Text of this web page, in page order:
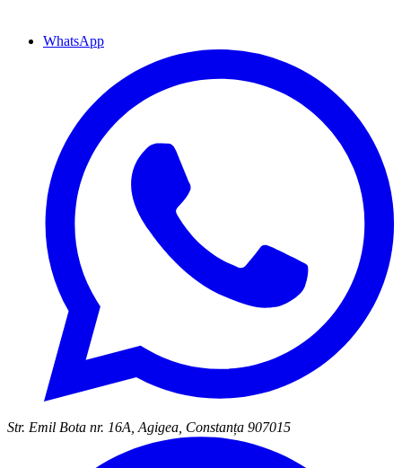
WhatsApp
Str. Emil Bota nr. 16A, Agigea, Constanța 907015